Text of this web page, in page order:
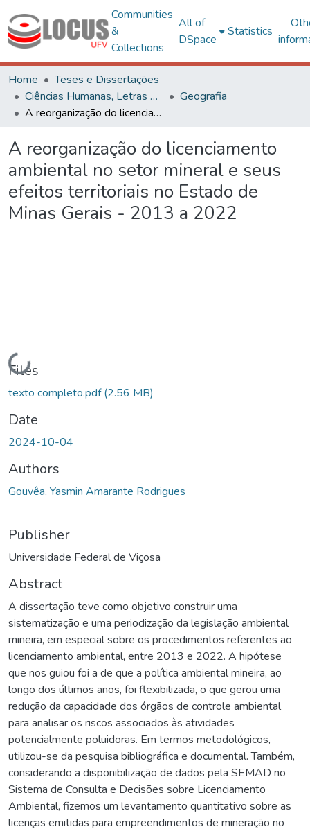
Communities
&
Collections
All of
DSpace
Statistics
Home
Teses e Dissertações
Ciências Humanas, Letras e Artes
Geografia
A reorganização do licenciamento ambiental no setor mineral e seus efeitos territoriais no Estado de Minas Gerais - 2013 a 2022
A reorganização do licenciamento
ambiental no setor mineral e seus
efeitos territoriais no Estado de
Minas Gerais - 2013 a 2022
Loading...
Files
texto completo.pdf(2.56 MB)
Date
2024-10-04
Authors
Gouvêa, Yasmin Amarante Rodrigues
Publisher
Universidade Federal de Viçosa
Abstract
A dissertação teve como objetivo construir uma
sistematização e uma periodização da legislação ambiental
mineira, em especial sobre os procedimentos referentes ao
licenciamento ambiental, entre 2013 e 2022. A hipótese
que nos guiou foi a de que a política ambiental mineira, ao
longo dos últimos anos, foi flexibilizada, o que gerou uma
redução da capacidade dos órgãos de controle ambiental
para analisar os riscos associados às atividades
potencialmente poluidoras. Em termos metodológicos,
utilizou-se da pesquisa bibliográfica e documental. Também,
considerando a disponibilização de dados pela SEMAD no
Sistema de Consulta e Decisões sobre Licenciamento
Ambiental, fizemos um levantamento quantitativo sobre as
licenças emitidas para empreendimentos de mineração no